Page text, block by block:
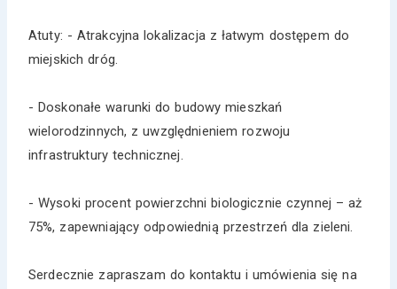
Atuty: - Atrakcyjna lokalizacja z łatwym dostępem do
miejskich dróg.
- Doskonałe warunki do budowy mieszkań
wielorodzinnych, z uwzględnieniem rozwoju
infrastruktury technicznej.
- Wysoki procent powierzchni biologicznie czynnej – aż
75%, zapewniający odpowiednią przestrzeń dla zieleni.
Serdecznie zapraszam do kontaktu i umówienia się na